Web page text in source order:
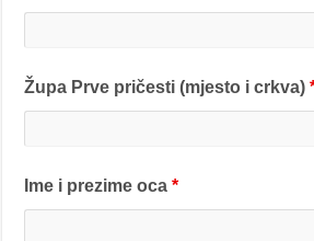
Župa Prve pričesti (mjesto i crkva)
Ime i prezime oca*